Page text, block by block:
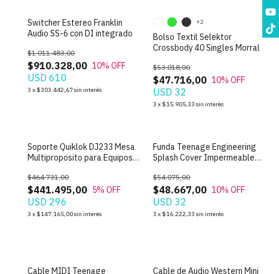
Switcher Estereo Franklin
Audio SS-6 con DI integrado
$910.328,00
$1.011.483,00
10% OFF
USD 610
3 x $303.442,67sin interés
Bolso Textil Selektor
Crossbody 40 Singles Morral
$47.716,00
$53.018,00
10% OFF
USD 32
3 x $15.905,33 sin interés
+2
Soporte Quiklok DJ233 Mesa
Multiproposito para Equipos
$441.495,00
$464.731,00
5% OFF
USD 296
3 x $147.165,00sin interés
Funda Teenage Engineering
Splash Cover Impermeable
$48.667,00
$54.075,00
10% OFF
USD 32
3 x $16.222,33 sin interés
Cable MIDI Teenage
Cable de Audio Western Mini